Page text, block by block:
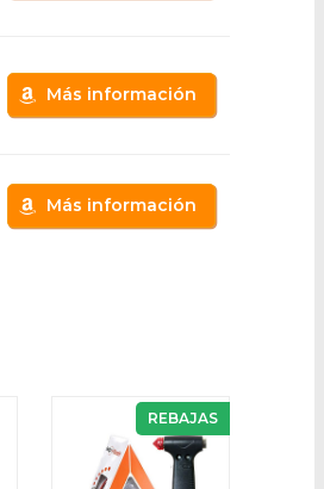
Más información
Más información
REBAJAS